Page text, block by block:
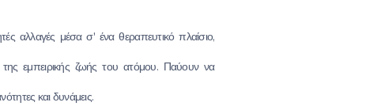
αλλαγές μέσα σ' ένα θεραπευτικό πλαίσιο,
της εμπειρικής ζωής του ατόμου. Παύουν να
και δυνάμεις.